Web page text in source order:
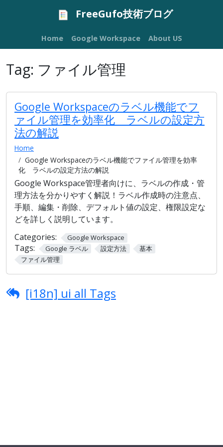
FreeGufo技術ブログ
Home Google Workspace About US
Tag: ファイル管理
Google Workspaceのラベル機能でフ
ァイル管理を効率化 ラベルの設定方
法の解説
Home
Google Workspaceのラベル機能でファイル管理を効率
化 ラベルの設定方法の解説
Google Workspace管理者向けに、ラベルの作成・管
理方法を分かりやすく解説！ラベル作成時の注意点、
手順、編集・削除、デフォルト値の設定、権限設定な
どを詳しく説明しています。
Categories:
Google Workspace
Tags: Google ラベル 設定方法
基本
ファイル管理
[i18n] ui all Tags